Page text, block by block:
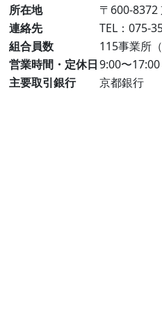
所在地
〒600-8372
連絡先
TEL：075-
組合員数
115事業所
営業時間・定休日9:00〜
主要取引銀行
京都銀行